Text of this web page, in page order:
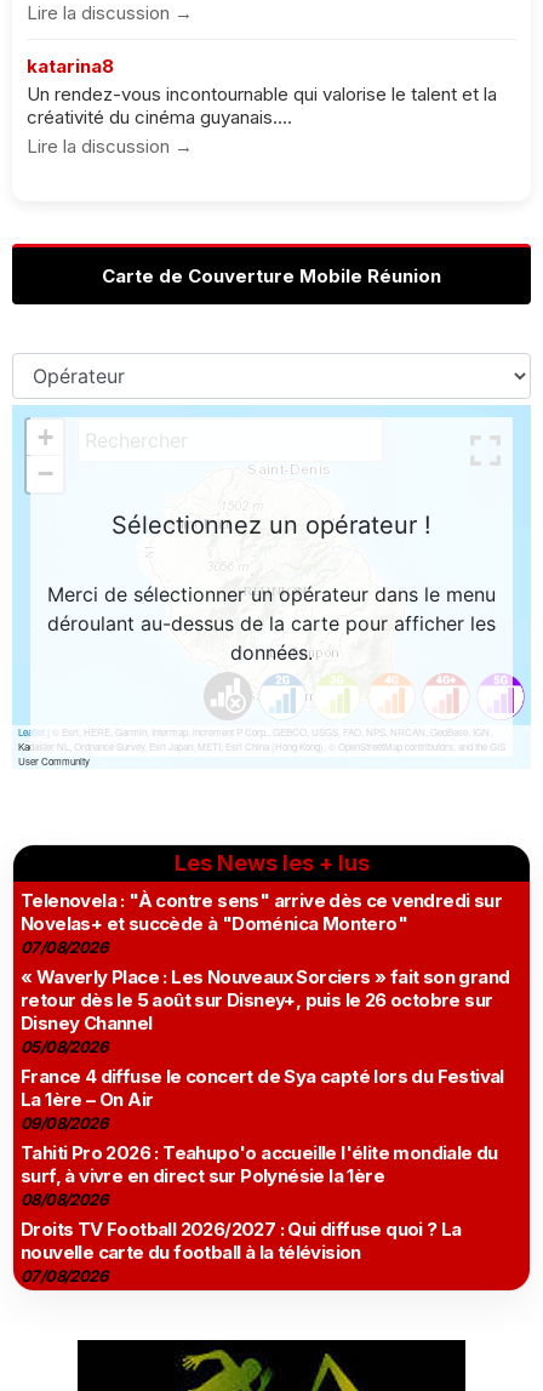
Lire la discussion →
katarina8
Un rendez-vous incontournable qui valorise le talent et la
créativité du cinéma guyanais....
Lire la discussion →
Carte de Couverture Mobile Réunion
Les News les + lus
Telenovela : "À contre sens" arrive dès ce vendredi sur
Novelas+ et succède à "Doménica Montero"
07/08/2026
« Waverly Place : Les Nouveaux Sorciers » fait son grand
retour dès le 5 août sur Disney+, puis le 26 octobre sur
Disney Channel
05/08/2026
France 4 diffuse le concert de Sya capté lors du Festival
La 1ère – On Air
09/08/2026
Tahiti Pro 2026 : Teahupo'o accueille l'élite mondiale du
surf, à vivre en direct sur Polynésie la 1ère
08/08/2026
Droits TV Football 2026/2027 : Qui diffuse quoi ? La
nouvelle carte du football à la télévision
07/08/2026